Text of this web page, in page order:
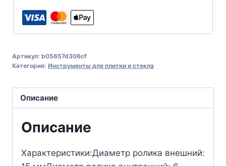
Артикул: b05657d306cf
Категория: Инструменты для плитки и стекла
Описание
Описание
Характеристики:Диаметр ролика внешний: